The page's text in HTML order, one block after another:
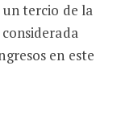
un tercio de la
en este